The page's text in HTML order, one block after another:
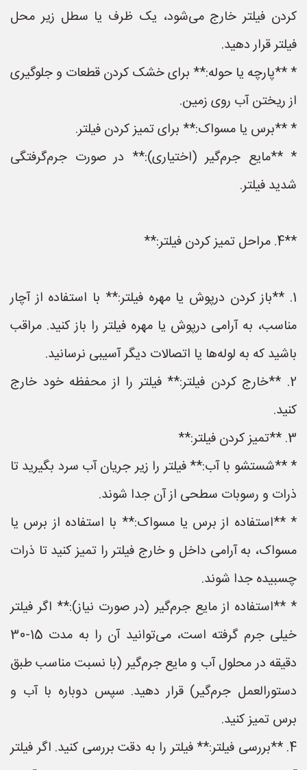
کردن فیلتر خارج می‌شود، یک ظرف یا سطل زیر محل
فیلتر قرار دهید.
* **پارچه یا حوله:** برای خشک کردن قطعات و جلوگیری
از ریختن آب روی زمین.
* **برس یا مسواک:** برای تمیز کردن فیلتر.
* **مایع جرم‌گیر (اختیاری):** در صورت جرم‌گرفتگی
شدید فیلتر.
**4. مراحل تمیز کردن فیلتر:**
1. **باز کردن درپوش یا مهره فیلتر:** با استفاده از آچار
مناسب، به آرامی درپوش یا مهره فیلتر را باز کنید. مراقب
باشید که به لوله‌ها یا اتصالات دیگر آسیبی نرسانید.
2. **خارج کردن فیلتر:** فیلتر را از محفظه خود خارج
کنید.
3. **تمیز کردن فیلتر:**
* **شستشو با آب:** فیلتر را زیر جریان آب سرد بگیرید تا
ذرات و رسوبات سطحی از آن جدا شوند.
* **استفاده از برس یا مسواک:** با استفاده از برس یا
مسواک، به آرامی داخل و خارج فیلتر را تمیز کنید تا ذرات
چسبیده جدا شوند.
* **استفاده از مایع جرم‌گیر (در صورت نیاز):** اگر فیلتر
خیلی جرم گرفته است، می‌توانید آن را به مدت 15-30
دقیقه در محلول آب و مایع جرم‌گیر (با نسبت مناسب طبق
دستورالعمل جرم‌گیر) قرار دهید. سپس دوباره با آب و
برس تمیز کنید.
4. **بررسی فیلتر:** فیلتر را به دقت بررسی کنید. اگر فیلتر